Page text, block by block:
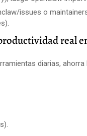
issues o
real
diarias,